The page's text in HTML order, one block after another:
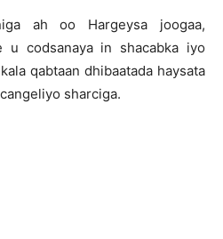
ah oo Hargeysa joogaa,
codsanaya in shacabka iyo
qabtaan dhibaatada haysata
sharciga.